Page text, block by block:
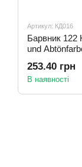
Артикул: КД016
Барвник 122
und
253.40 грн
В наявності